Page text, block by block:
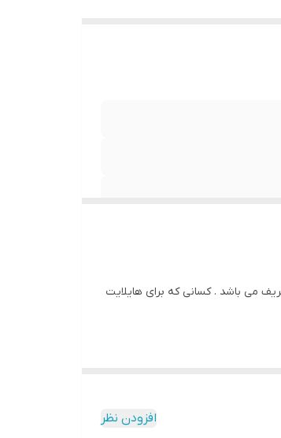
می باشد . کسانی که برای هایلایت
افزودن نظر